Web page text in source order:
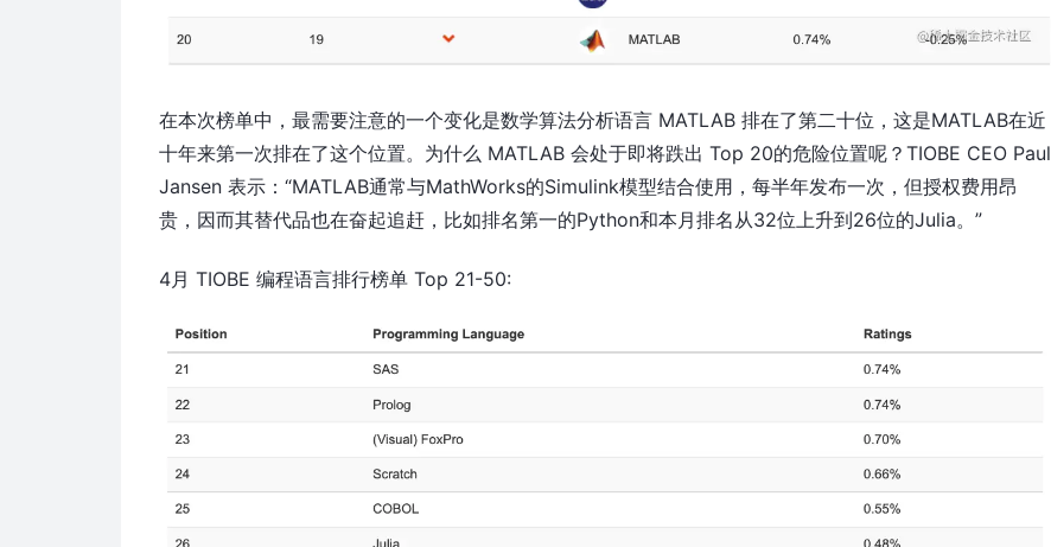
在本次榜单中，最需要注意的一个变化是数学算法分析语言 MATLAB 排在了第二十位，这是MATLAB在近
十年来第一次排在了这个位置。为什么 MATLAB 会处于即将跌出 Top 20的危险位置呢？TIOBE CEO Paul
Jansen 表示：“MATLAB通常与MathWorks的Simulink模型结合使用，每半年发布一次，但授权费用昂
贵，因而其替代品也在奋起追赶，比如排名第一的Python和本月排名从32位上升到26位的Julia。”
4月 TIOBE 编程语言排行榜单 Top 21-50: